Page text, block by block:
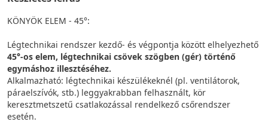
KÖNYÖK ELEM - 45°:
Légtechnikai rendszer kezdő- és végpontja között elhelyezhető
45°-os elem, légtechnikai csövek szögben (gér) történő
egymáshoz illesztéséhez.
Alkalmazható: légtechnikai készülékeknél (pl. ventilátorok,
páraelszívók, stb.) leggyakrabban felhasznált, kör
keresztmetszetű csatlakozással rendelkező csőrendszer
esetén.